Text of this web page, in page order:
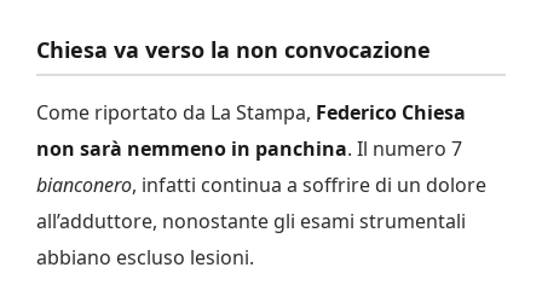
Chiesa va verso la non convocazione
Come riportato da La Stampa, Federico Chiesa
non sarà nemmeno in panchina. Il numero 7
bianconero, infatti continua a soffrire di un dolore
all’adduttore, nonostante gli esami strumentali
abbiano escluso lesioni.